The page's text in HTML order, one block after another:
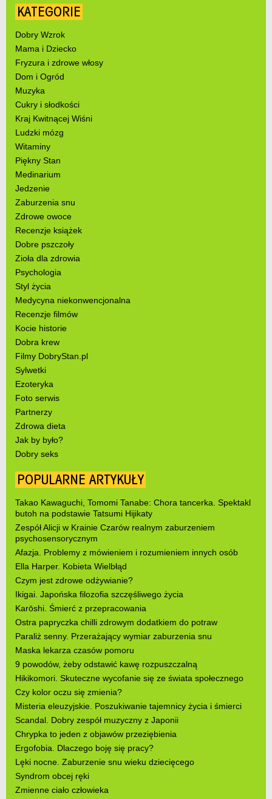
KATEGORIE
Dobry Wzrok
Mama i Dziecko
Fryzura i zdrowe włosy
Dom i Ogród
Muzyka
Cukry i słodkości
Kraj Kwitnącej Wiśni
Ludzki mózg
Witaminy
Piękny Stan
Medinarium
Jedzenie
Zaburzenia snu
Zdrowe owoce
Recenzje książek
Dobre pszczoły
Zioła dla zdrowia
Psychologia
Styl życia
Medycyna niekonwencjonalna
Recenzje filmów
Kocie historie
Dobra krew
Filmy DobryStan.pl
Sylwetki
Ezoteryka
Foto serwis
Partnerzy
Zdrowa dieta
Jak by było?
Dobry seks
POPULARNE ARTYKUŁY
Takao Kawaguchi, Tomomi Tanabe: Chora tancerka. Spektakl
butoh na podstawie Tatsumi Hijikaty
Zespół Alicji w Krainie Czarów realnym zaburzeniem
psychosensorycznym
Afazja. Problemy z mówieniem i rozumieniem innych osób
Ella Harper. Kobieta Wielbłąd
Czym jest zdrowe odżywianie?
Ikigai. Japońska filozofia szczęśliwego życia
Karōshi. Śmierć z przepracowania
Ostra papryczka chilli zdrowym dodatkiem do potraw
Paraliż senny. Przerażający wymiar zaburzenia snu
Maska lekarza czasów pomoru
9 powodów, żeby odstawić kawę rozpuszczalną
Hikikomori. Skuteczne wycofanie się ze świata społecznego
Czy kolor oczu się zmienia?
Misteria eleuzyjskie. Poszukiwanie tajemnicy życia i śmierci
Scandal. Dobry zespół muzyczny z Japonii
Chrypka to jeden z objawów przeziębienia
Ergofobia. Dlaczego boję się pracy?
Lęki nocne. Zaburzenie snu wieku dziecięcego
Syndrom obcej ręki
Zmienne ciało człowieka